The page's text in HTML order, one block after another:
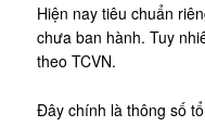
Hiện nay tiêu chuẩn
chưa ban hành. Tuy
theo TCVN.
Đây chính là thông số